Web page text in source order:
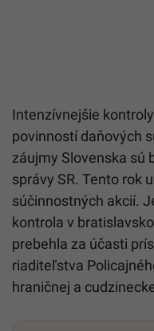
Intenzívnejšie
povinností daňových
záujmy Slovenska sú
správy SR. Tento rok
súčinnostných akcií.
kontrola v
prebehla za účasti
riaditeľstva
hraničnej a